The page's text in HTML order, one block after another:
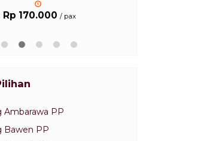
Rp 170.000 / pax
Ambarawa PP
Bawen PP